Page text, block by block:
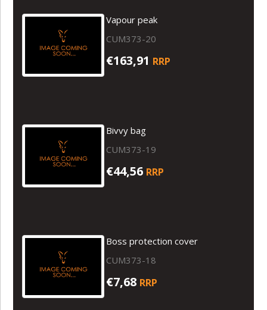
Vapour peak
CUM373-20
€163,91 RRP
Bivvy bag
CUM373-19
€44,56 RRP
Boss protection cover
CUM373-18
€7,68 RRP